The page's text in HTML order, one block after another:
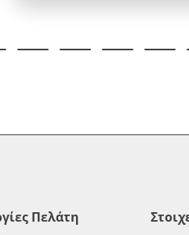
Πελάτη